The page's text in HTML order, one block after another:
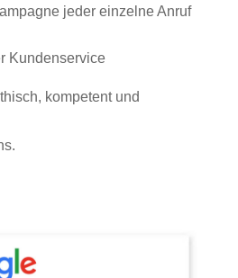
jeder einzelne Anruf
Kundenservice
kompetent und